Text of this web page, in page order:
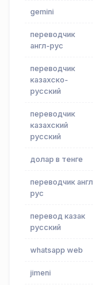
gemini
переводчик
англ-рус
переводчик
казахско-
русский
переводчик
казахский
русский
долар в тенге
переводчик англ
рус
перевод казак
русский
whatsapp web
jimeni